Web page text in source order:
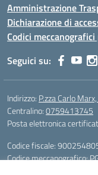
Amministrazione
Dichiarazione di
Codici
Seguici su:
Indirizzo: P.zza Carlo
Centralino:0759413745
Posta elettronica
Codice fiscale:
Codice meccanografico: